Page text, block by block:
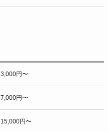
3,000円〜
7,000円〜
15,000円〜